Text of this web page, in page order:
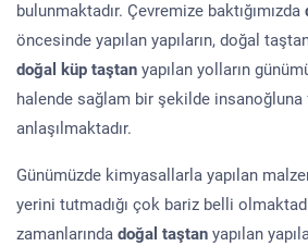
bulunmaktadır. Çevremize baktığımızda
öncesinde yapılan yapıların, doğal
doğal küp taştan yapılan yolların
halende sağlam bir şekilde insanoğluna
anlaşılmaktadır.
Günümüzde kimyasallarla yapılan
yerini tutmadığı çok bariz belli
zamanlarında doğal taştan yapılan